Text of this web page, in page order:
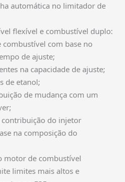
automática no limitador de
flexível e combustível duplo:
combustível com base no
de ajuste;
na capacidade de ajuste;
de etanol;
de mudança com um
contribuição do injetor
na composição do
motor de combustível
limites mais altos e